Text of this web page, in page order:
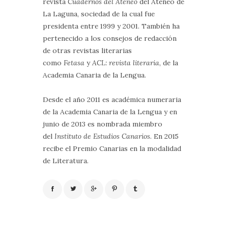
La Laguna, sociedad de la cual fue
presidenta entre 1999 y 2001. También ha
pertenecido a los consejos de redacción
de otras revistas literarias
como Fetasa yACL: revista literaria, de la
Academia Canaria de la Lengua.
Desde el año 2011 es académica numeraria
de la Academia Canaria de la Lengua y en
junio de 2013 es nombrada miembro
del Instituto de Estudios Canarios. En 2015
recibe el Premio Canarias en la modalidad
de Literatura.